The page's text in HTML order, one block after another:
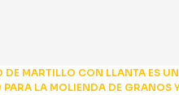
DE MARTILLO CON LLANTA ES
PARA LA MOLIENDA DE GRANOS